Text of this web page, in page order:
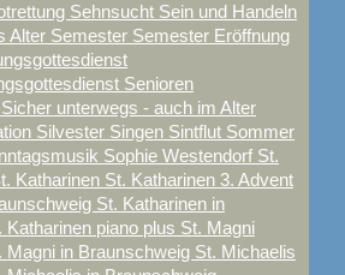
Sehnsucht Sein und Handeln
Alter Semester Semester Eröffnung
Senioren
Sicher unterwegs - auch im Alter
Silvester Singen Sintflut Sommer
Sophie Westendorf St.
Katharinen St. Katharinen 3. Advent
St. Katharinen in
Katharinen piano plus St. Magni
Magni in Braunschweig St. Michaelis